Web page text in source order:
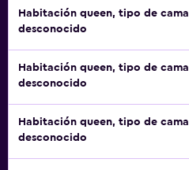
Habitación queen, tipo de cama
desconocido
Habitación queen, tipo de cama
desconocido
Habitación queen, tipo de cama
desconocido